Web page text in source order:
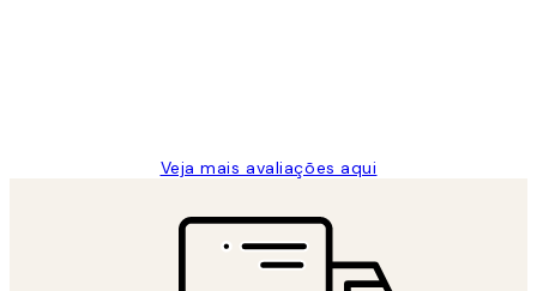
Veja mais avaliações aqui